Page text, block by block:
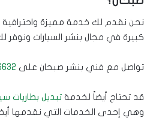
نحن نقدم لك خدمة مميزة واحترافية
كبيرة في مجال بنشر السيارات
تواصل مع فني بنشر صبحان على
قد تحتاج أيضاً لخدمة تبديل بطاريات
وهي إحدى الخدمات التي نقدمها